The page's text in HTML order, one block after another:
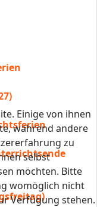
Einige von ihnen
während andere
zu
selbst
möchten. Bitte
womöglich nicht
Verfügung stehen.